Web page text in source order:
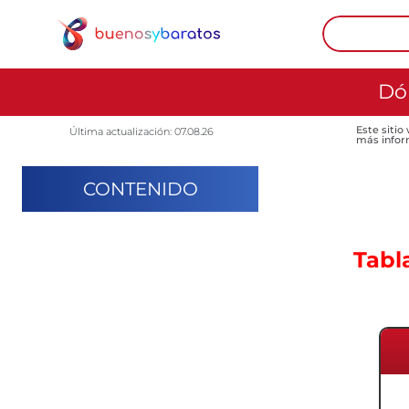
Última actualización: 07.08.26 Este sitio
más
CONTENIDO